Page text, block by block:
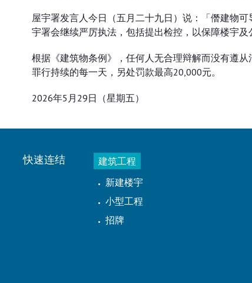
屋宇署发言人今日（五月二十九日）说：「僭建物
宇署会继续严厉执法，包括提出检控，以保障楼宇及
根据《建筑物条例》，任何人无合理辩解而没有遵
罪行持续的每一天，另处罚款最高20,000元。
2026年5月29日（星期五）
快速连结
建筑工程
新建楼宇
小型工程
招牌